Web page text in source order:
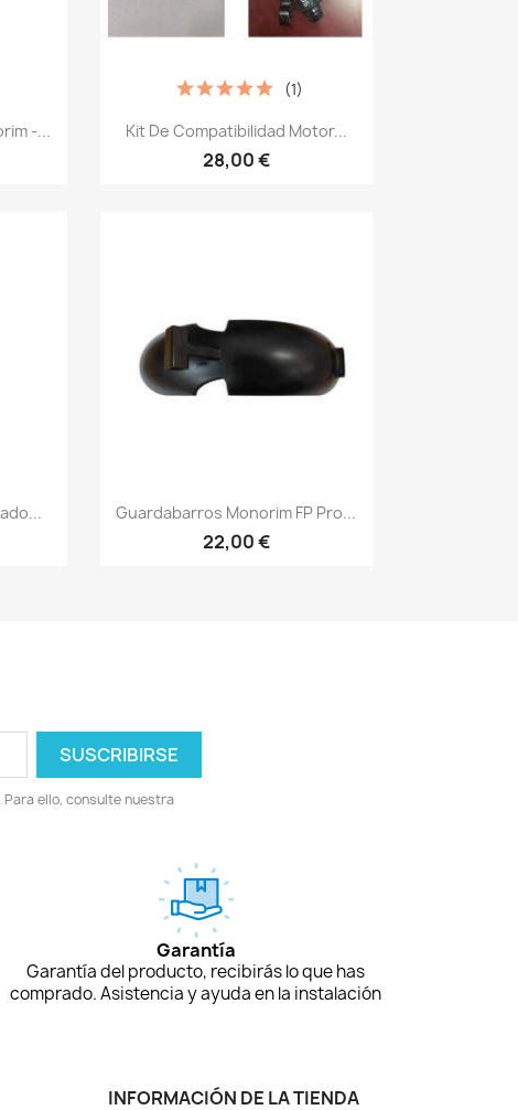
-... Vista rápida
Kit De Compatibilidad Motor...
28,00 €
(1)
Vista rápida
Guardabarros Monorim FP Pro...
22,00 €
ello, consulte nuestra
Garantía
Garantía del producto, recibirás lo que has
comprado. Asistencia y ayuda en la instalación
INFORMACIÓN DE LA TIENDA